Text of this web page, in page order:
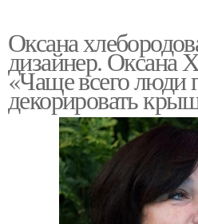
Оксана
дизайнер. Оксана
«Чаще всего люди
декорировать